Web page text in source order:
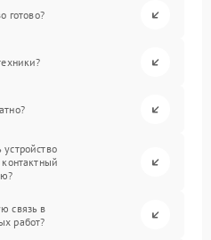
готово?
связь в
работ?